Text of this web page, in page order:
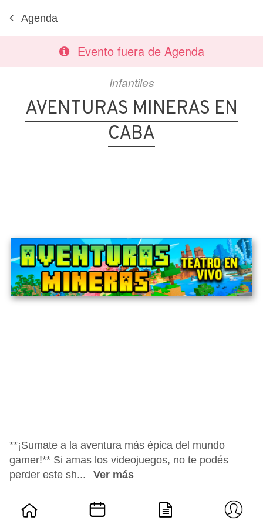
Agenda
Evento fuera de Agenda
Infantiles
AVENTURAS MINERAS EN
CABA
**¡Sumate a la aventura más épica del mundo
gamer!** Si amas los videojuegos, no te podés
perder este sh...
Ver más